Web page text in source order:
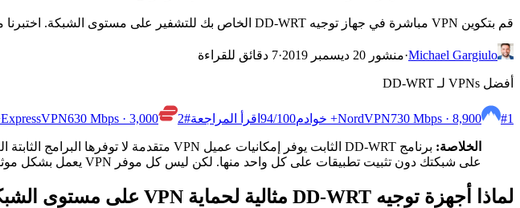
قم بتكوين VPN مباشرة في جهاز توجيه DD-WRT الخاص بك للتشفير على مستوى الشبكة. اختبرنا موفري الخدمات الذين يعملون بشكل موثوق على برنامج DD-WRT الثابت.
Michael Gargiulo
·منشور 20 ديسمبر 2019 ·7 دقائق للقراءة
أفضل VPNs لـ DD-WRT
#1
NordVPN730 Mbps · 8,900+ خوادم 94/100 اقرأ المراجعة#2
ExpressVPN630 Mbps · 3,000+ خوادم
الخلاصة:
على شبكتك دون تثبيت تطبيقات على كل واحد منها. لكن ليس كل موفر VPN يعمل بشكل موثوق على بناءات DD-WRT، لذلك فإن اختيار واحد مع دعم DD-WRT موثوق مهم جداً.
لماذا أجهزة توجيه DD-WRT مثالية لحماية VPN على مستوى الشبكة